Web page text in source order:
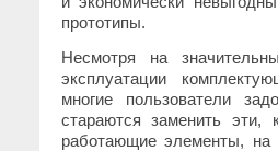
прототипы.
Несмотря на
эксплуатации
многие пользователи
стараются заменить
работающие элементы, на